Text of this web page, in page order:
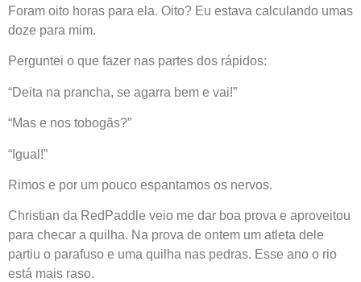
Foram oito horas para ela. Oito? Eu estava calculando umas
doze para mim.
Perguntei o que fazer nas partes dos rápidos:
“Deita na prancha, se agarra bem e vai!”
“Mas e nos tobogãs?”
“Igual!”
Rimos e por um pouco espantamos os nervos.
Christian da RedPaddle veio me dar boa prova e aproveitou
para checar a quilha. Na prova de ontem um atleta dele
partiu o parafuso e uma quilha nas pedras. Esse ano o rio
está mais raso.